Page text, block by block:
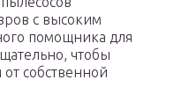
с высоким
помощника для
чтобы
собственной